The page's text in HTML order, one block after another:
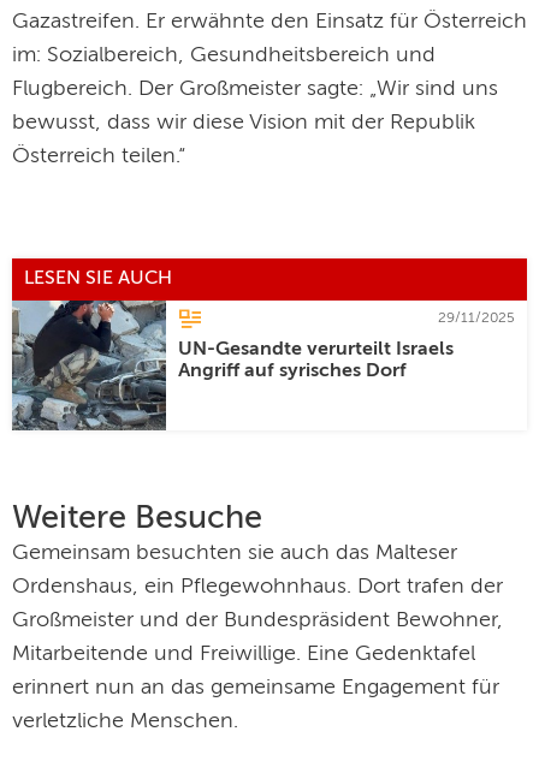
Gazastreifen. Er erwähnte den Einsatz für Österreich
im: Sozialbereich, Gesundheitsbereich und
Flugbereich. Der Großmeister sagte: „Wir sind uns
bewusst, dass wir diese Vision mit der Republik
Österreich teilen.“
LESEN SIE AUCH
29/11/2025
UN-Gesandte verurteilt Israels
Angriff auf syrisches Dorf
Weitere Besuche
Gemeinsam besuchten sie auch das Malteser
Ordenshaus, ein Pflegewohnhaus. Dort trafen der
Großmeister und der Bundespräsident Bewohner,
Mitarbeitende und Freiwillige. Eine Gedenktafel
erinnert nun an das gemeinsame Engagement für
verletzliche Menschen.